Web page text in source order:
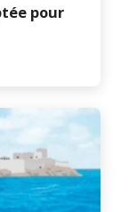
pour